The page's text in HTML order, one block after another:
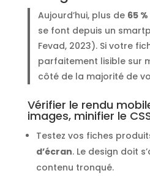
Aujourd’hui, plus de 65 %
se font depuis un
Fevad, 2023). Si votre
parfaitement lisible sur
côté de la majorité de
Vérifier le rendu
images, minifier le
Testez vos fiches
d’écran. Le design doit
contenu tronqué.